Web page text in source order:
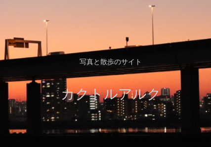
写真と散歩のサイト
カクトルアルク